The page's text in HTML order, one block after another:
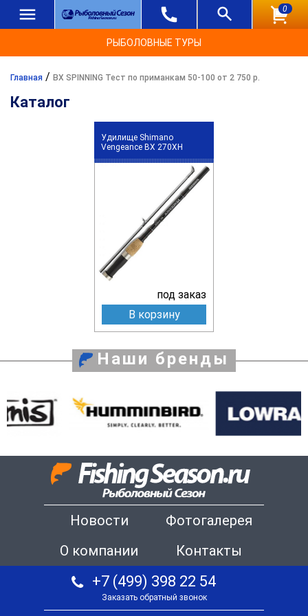
0
РЫБОЛОВНЫЕ ТУРЫ
Главная / BX SPINNING Тест по приманкам 50-100 от 2 750 р.
Каталог
Удилище Shimano
Vengeance BX 270XH
под заказ
В корзину
Наши бренды
Новости
Фотогалерея
О компании
Контакты
+7 (499) 398 22 54
Заказать обратный звонок